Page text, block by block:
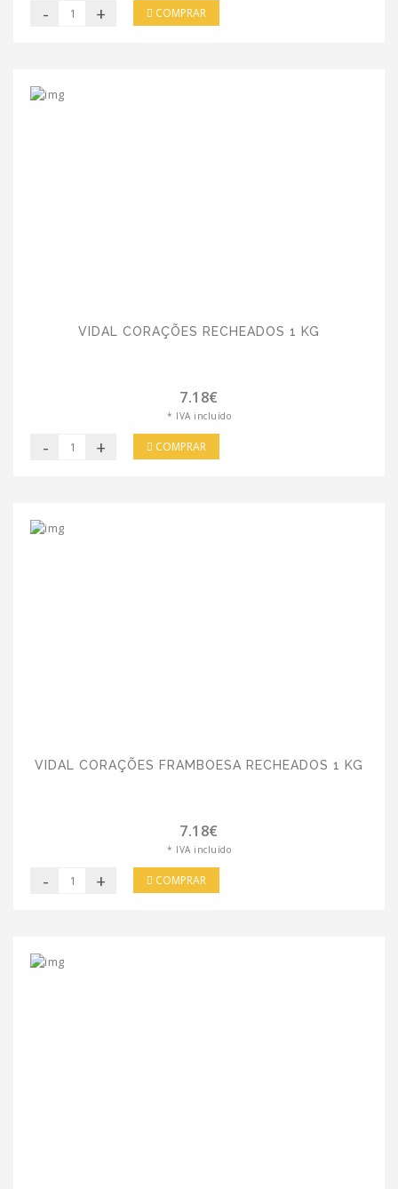
- + COMPRAR
VIDAL CORAÇÕES RECHEADOS 1 KG
7.18€
* IVA incluído
- + COMPRAR
VIDAL CORAÇÕES FRAMBOESA RECHEADOS 1 KG
7.18€
* IVA incluído
- + COMPRAR